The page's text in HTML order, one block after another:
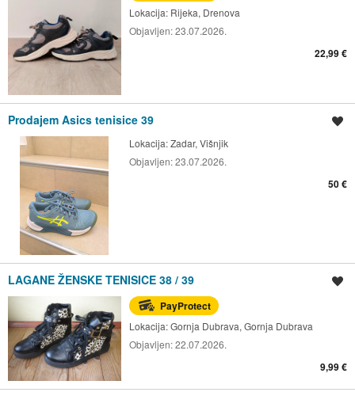
Lokacija: Rijeka, Drenova
Objavljen:23.07.2026.
22,99 €
Prodajem Asics tenisice 39
Lokacija:Zadar, Višnjik
Objavljen:23.07.2026.
50 €
LAGANE ŽENSKE TENISICE 38 / 39
PayProtect
Lokacija:Gornja Dubrava, Gornja Dubrava
Objavljen:22.07.2026.
9,99 €